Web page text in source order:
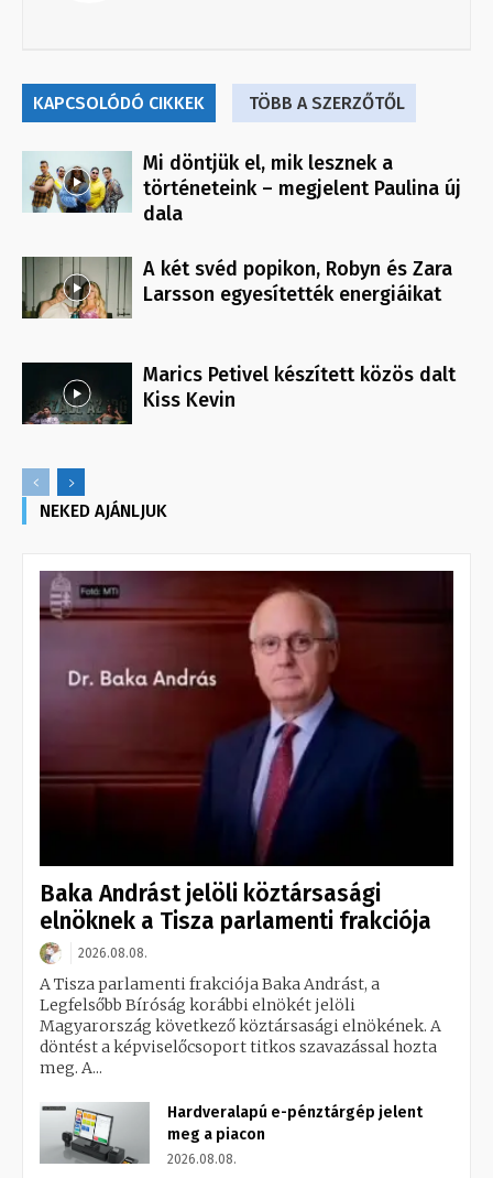
KAPCSOLÓDÓ CIKKEK TÖBB A SZERZŐTŐL
Mi döntjük el, mik lesznek a
történeteink – megjelent Paulina új
dala
A két svéd popikon, Robyn és Zara
Larsson egyesítették energiáikat
Marics Petivel készített közös dalt
Kiss Kevin
NEKED AJÁNLJUK
Baka Andrást jelöli köztársasági
elnöknek a Tisza parlamenti frakciója
2026.08.08.
A Tisza parlamenti frakciója Baka Andrást, a
Legfelsőbb Bíróság korábbi elnökét jelöli
Magyarország következő köztársasági elnökének. A
döntést a képviselőcsoport titkos szavazással hozta
meg. A...
Hardveralapú e-pénztárgép jelent
meg a piacon
2026.08.08.